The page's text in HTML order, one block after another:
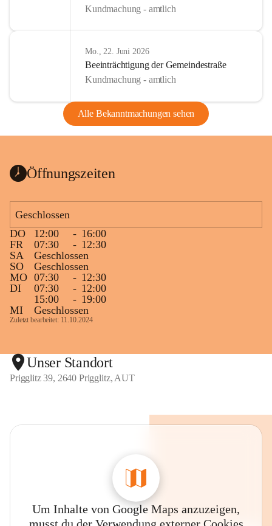
Kundmachung - amtlich
Mo., 22. Juni 2026
Beeinträchtigung der Gemeindestraße
Kundmachung - amtlich
Alle Bekanntmachungen sehen
Öffnungszeiten
Geschlossen
DO
12:00 - 16:00
FR
07:30 - 12:30
SA
Geschlossen
SO
Geschlossen
MO 07:30 - 12:30
DI
07:30 - 12:00
15:00
- 19:00
MI
Geschlossen
Zuletzt bearbeitet: 11.10.2024
Unser Standort
Prigglitz 39, 2640 Prigglitz, AUT
Um Inhalte von Google Maps anzuzeigen,